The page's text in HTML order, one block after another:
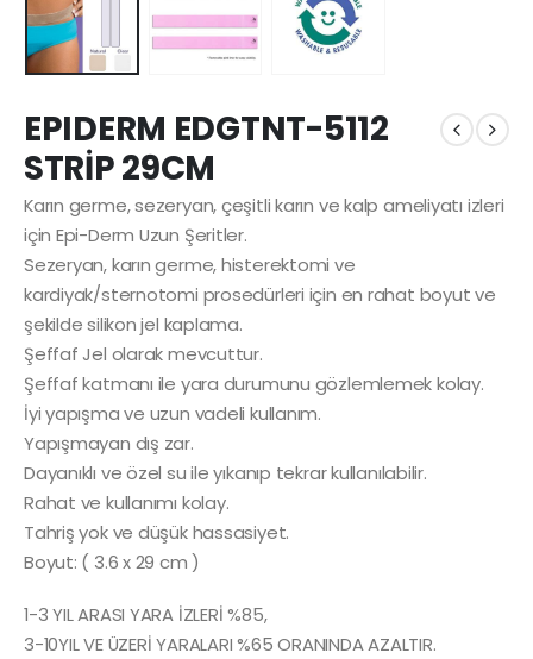
EPIDERM EDGTNT-5112
STRİP 29CM
Karın germe, sezeryan, çeşitli karın ve kalp ameliyatı izleri
için Epi-Derm Uzun Şeritler.
Sezeryan, karın germe, histerektomi ve
kardiyak/sternotomi prosedürleri için en rahat boyut ve
şekilde silikon jel kaplama.
Şeffaf Jel olarak mevcuttur.
Şeffaf katmanı ile yara durumunu gözlemlemek kolay.
İyi yapışma ve uzun vadeli kullanım.
Yapışmayan dış zar.
Dayanıklı ve özel su ile yıkanıp tekrar kullanılabilir.
Rahat ve kullanımı kolay.
Tahriş yok ve düşük hassasiyet.
Boyut: ( 3.6 x 29 cm )
1-3 YIL ARASI YARA İZLERİ %85,
3-10YIL VE ÜZERİ YARALARI %65 ORANINDA AZALTIR.